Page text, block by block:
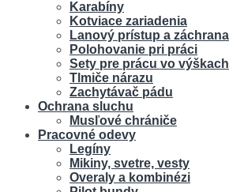
Karabíny
Kotviace zariadenia
Lanový prístup a záchrana
Polohovanie pri práci
Sety pre prácu vo výškach
Tlmiče nárazu
Zachytávač pádu
Ochrana sluchu
Musľové chrániče
Pracovné odevy
Legíny
Mikiny, svetre, vesty
Overaly a kombinézi